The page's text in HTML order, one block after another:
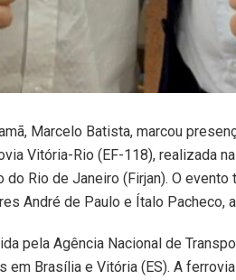
Marcelo Batista, marcou
Vitória-Rio (EF-118), realizada
do Rio de Janeiro (Firjan). O
André de Paulo e Ítalo Pacheco,
pela Agência Nacional de
em Brasília e Vitória (ES). A